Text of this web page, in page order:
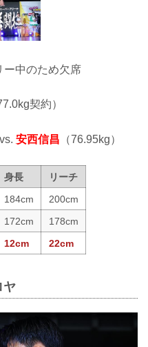
中のため欠席
契約）
安西信昌 （76.95kg）
身長
リーチ
184cm
200cm
172cm
178cm
12cm 22cm
ヤ